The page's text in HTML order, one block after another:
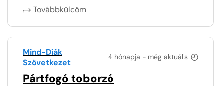
Továbbküldöm
4 hónapja - még aktuális
Mind-Diák
Szövetkezet
Pártfogó toborzó